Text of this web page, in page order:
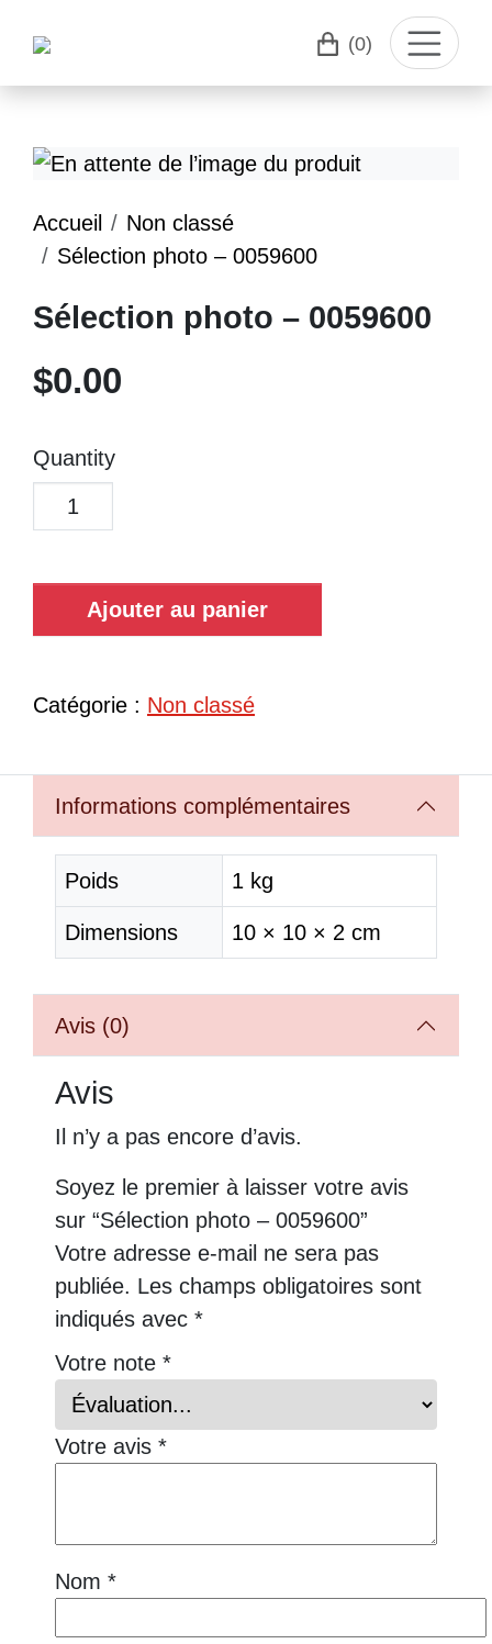
(0)
Accueil
Non classé
Sélection photo – 0059600
Sélection photo – 0059600
$0.00
Quantity
Ajouter au panier
Catégorie : Non classé
Informations complémentaires
Poids 1 kg
Dimensions 10 × 10 × 2 cm
Avis (0)
Avis
Il n’y a pas encore d’avis.
Soyez le premier à laisser votre avis
sur “Sélection photo – 0059600”
Votre adresse e-mail ne sera pas
publiée. Les champs obligatoires sont
indiqués avec *
Votre note *
Votre avis *
Nom *